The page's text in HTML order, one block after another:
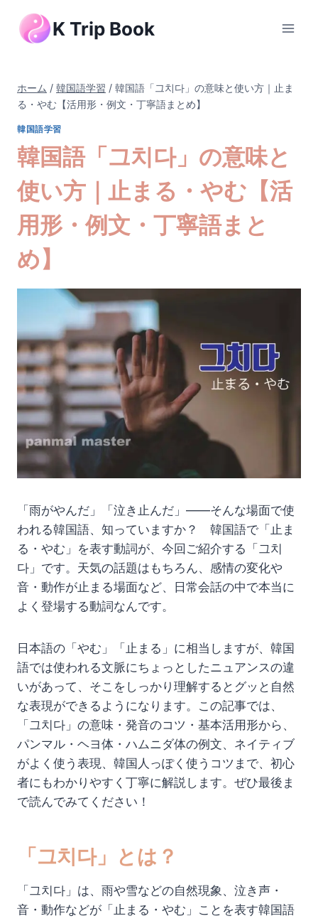
K Trip Book
ホーム / 韓国語学習 / 韓国語「그치다」の意味と使い方｜止ま
る・やむ【活用形・例文・丁寧語まとめ】
韓国語学習
韓国語「그치다」の意味と
使い方｜止まる・やむ【活
用形・例文・丁寧語まと
め】
「雨がやんだ」「泣き止んだ」——そんな場面で使
われる韓国語、知っていますか？ 韓国語で「止ま
る・やむ」を表す動詞が、今回ご紹介する「그치
다」です。天気の話題はもちろん、感情の変化や
音・動作が止まる場面など、日常会話の中で本当に
よく登場する動詞なんです。
日本語の「やむ」「止まる」に相当しますが、韓国
語では使われる文脈にちょっとしたニュアンスの違
いがあって、そこをしっかり理解するとグッと自然
な表現ができるようになります。この記事では、
「그치다」の意味・発音のコツ・基本活用形から、
パンマル・ヘヨ体・ハムニダ体の例文、ネイティブ
がよく使う表現、韓国人っぽく使うコツまで、初心
者にもわかりやすく丁寧に解説します。ぜひ最後ま
で読んでみてください！
「그치다」とは？
「그치다」は、雨や雪などの自然現象、泣き声・
音・動作などが「止まる・やむ」ことを表す韓国語